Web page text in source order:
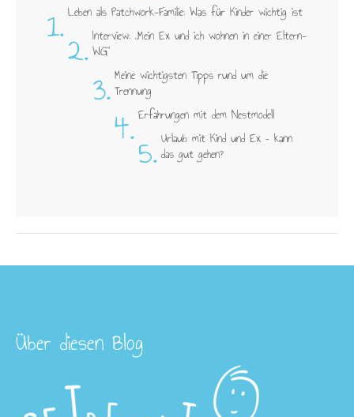
1. Leben als Patchwork-Familie: Was für Kinder wichtig ist
2. Interview: „Mein Ex und ich wohnen in einer Eltern-
WG"
3. Meine wichtigsten Tipps rund um die
Trennung
4. Erfahrungen mit dem Nestmodell
5. Urlaub mit Kind und Ex – kann
das gut gehen?
Über diesen Blog